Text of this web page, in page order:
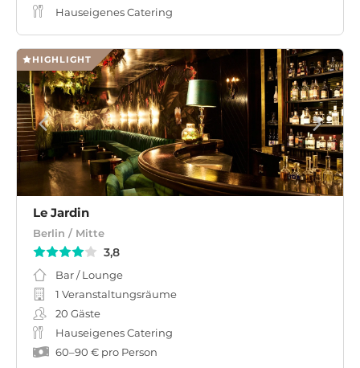
Hauseigenes Catering
HIGHLIGHT
Le Jardin
Berlin / Mitte
3,8
Bar / Lounge
1 Veranstaltungsräume
20 Gäste
Hauseigenes Catering
60–90 € pro Person